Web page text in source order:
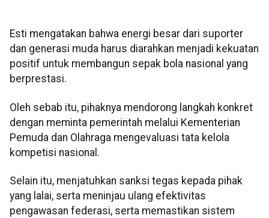
Esti mengatakan bahwa energi besar dari suporter
dan generasi muda harus diarahkan menjadi kekuatan
positif untuk membangun sepak bola nasional yang
berprestasi.
Oleh sebab itu, pihaknya mendorong langkah konkret
dengan meminta pemerintah melalui Kementerian
Pemuda dan Olahraga mengevaluasi tata kelola
kompetisi nasional.
Selain itu, menjatuhkan sanksi tegas kepada pihak
yang lalai, serta meninjau ulang efektivitas
pengawasan federasi, serta memastikan sistem